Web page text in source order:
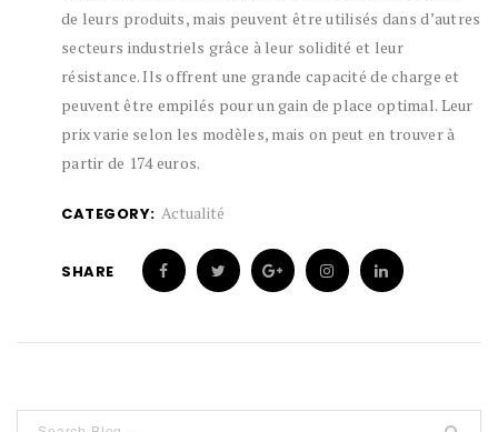
de leurs produits, mais peuvent être utilisés dans d’autres
secteurs industriels grâce à leur solidité et leur
résistance. Ils offrent une grande capacité de charge et
peuvent être empilés pour un gain de place optimal. Leur
prix varie selon les modèles, mais on peut en trouver à
partir de 174 euros.
CATEGORY: Actualité
SHARE